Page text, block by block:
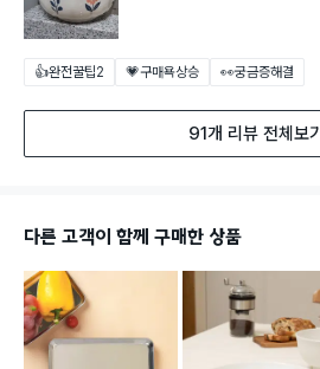
👍완전꿀팁2 💗구매욕상승 👀궁금증해결
91개 리뷰 전체보기
다른 고객이 함께 구매한 상품